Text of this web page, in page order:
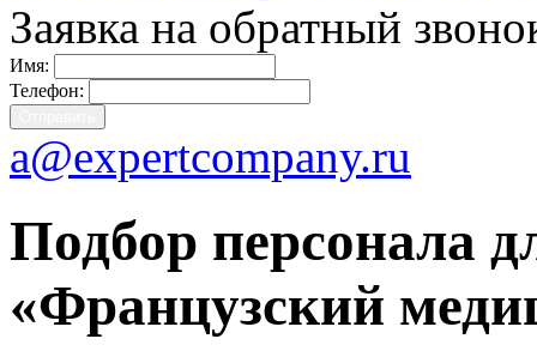
Заявка на обратный
Имя:
Телефон:
a@expertcompany.ru
Подбор персонала
«Французский